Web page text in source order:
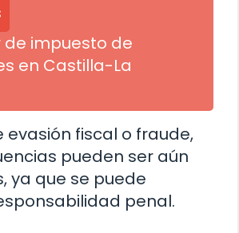
de impuesto de
en Castilla-La
evasión fiscal o fraude,
pueden ser aún
ya que se puede
penal.